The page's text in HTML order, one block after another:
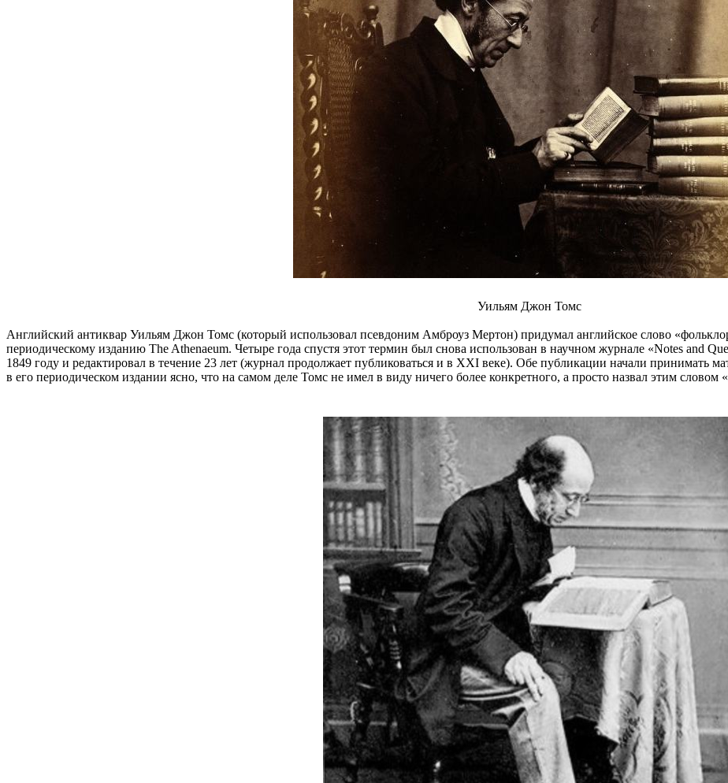
Уильям Джон Томс
Английский антиквар Уильям Джон Томс (который использовал псевдоним Амброуз Мертон) придумал английское слово
периодическому изданию The Athenaeum. Четыре года спустя этот термин был снова использован в научном журнале «Notes and
1849 году и редактировал в течение 23 лет (журнал продолжает публиковаться и в XXI веке). Обе публикации начали принимать
в его периодическом издании ясно, что на самом деле Томс не имел в виду ничего более конкретного, а просто назвал этим словом